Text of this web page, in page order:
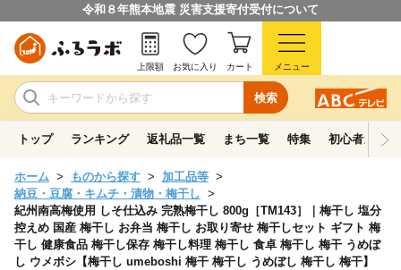
令和８年熊本地震 災害支援寄付受付について
検索
上限額 お気に入り カート メニュー
トップ ランキング 返礼品一覧 まち一覧 特集 初心者ガイド
ホーム ものから探す
加工品等
納豆・豆腐・キムチ・漬物・梅干し
紀州南高梅使用 しそ仕込み 完熟梅干し 800g［TM143］｜梅干し 塩分
控えめ 国産 梅干し お弁当 梅干し お取り寄せ 梅干しセット ギフト 梅
干し 健康食品 梅干し保存 梅干し料理 梅干し 食卓 梅干し 梅干 うめぼ
し ウメボシ【梅干し umeboshi 梅干 梅干し うめぼし 梅干し 梅干】